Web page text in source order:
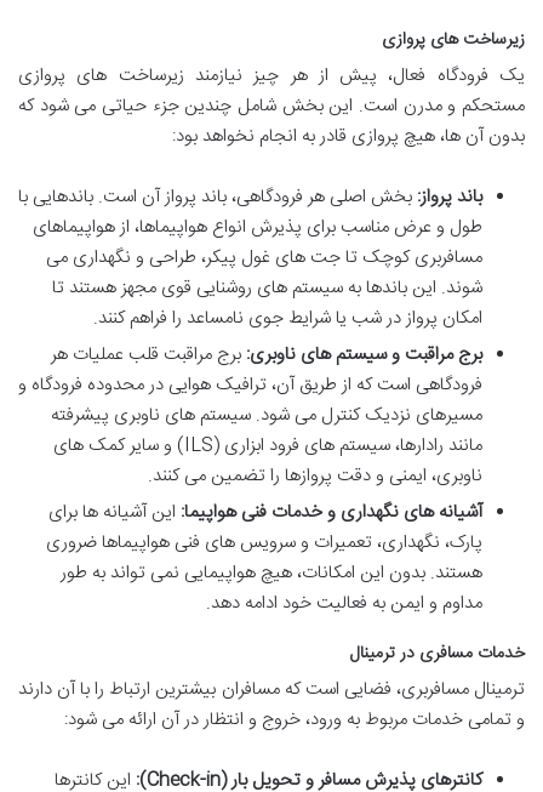
زیرساخت های پروازی
یک فرودگاه فعال، پیش از هر چیز نیازمند زیرساخت های پروازی
مستحکم و مدرن است. این بخش شامل چندین جزء حیاتی می شود که
بدون آن ها، هیچ پروازی قادر به انجام نخواهد بود:
باند پرواز: بخش اصلی هر فرودگاهی، باند پرواز آن است. باندهایی با
طول و عرض مناسب برای پذیرش انواع هواپیماها، از هواپیماهای
مسافربری کوچک تا جت های غول پیکر، طراحی و نگهداری می
شوند. این باندها به سیستم های روشنایی قوی مجهز هستند تا
امکان پرواز در شب یا شرایط جوی نامساعد را فراهم کنند.
برج مراقبت و سیستم های ناوبری: برج مراقبت قلب عملیات هر
فرودگاهی است که از طریق آن، ترافیک هوایی در محدوده فرودگاه و
مسیرهای نزدیک کنترل می شود. سیستم های ناوبری پیشرفته
مانند رادارها، سیستم های فرود ابزاری (ILS) و سایر کمک های
ناوبری، ایمنی و دقت پروازها را تضمین می کنند.
آشیانه های نگهداری و خدمات فنی هواپیما: این آشیانه ها برای
پارک، نگهداری، تعمیرات و سرویس های فنی هواپیماها ضروری
هستند. بدون این امکانات، هیچ هواپیمایی نمی تواند به طور
مداوم و ایمن به فعالیت خود ادامه دهد.
خدمات مسافری در ترمینال
ترمینال مسافربری، فضایی است که مسافران بیشترین ارتباط را با آن دارند
و تمامی خدمات مربوط به ورود، خروج و انتظار در آن ارائه می شود:
کانترهای پذیرش مسافر و تحویل بار (Check-in):
این کانترها